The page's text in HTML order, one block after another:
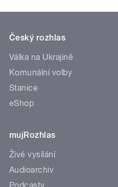
Český rozhlas
Válka na Ukrajině
Komunální volby
Stanice
eShop
mujRozhlas
Živé vysílání
Audioarchiv